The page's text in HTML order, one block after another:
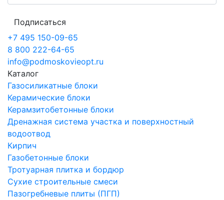
Подписаться
+7 495 150-09-65
8 800 222-64-65
info@podmoskovieopt.ru
Каталог
Газосиликатные блоки
Керамические блоки
Керамзитобетонные блоки
Дренажная система участка и поверхностный
водоотвод
Кирпич
Газобетонные блоки
Тротуарная плитка и бордюр
Сухие строительные смеси
Пазогребневые плиты (ПГП)